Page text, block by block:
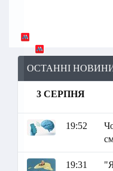
ОСТАННІ
3 СЕРПНЯ
19:52
19:31